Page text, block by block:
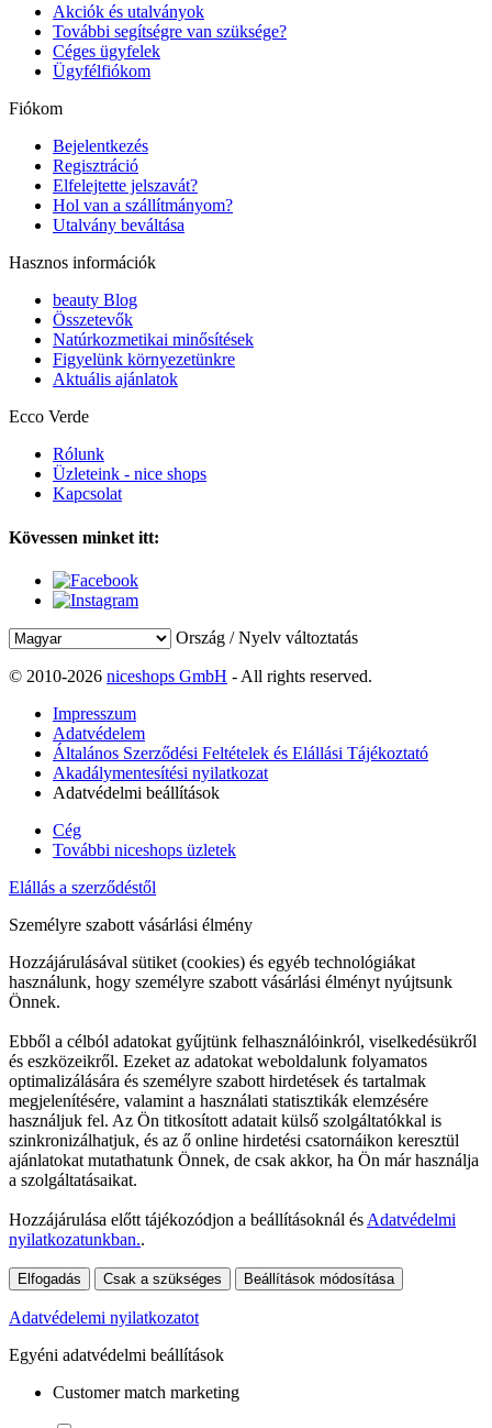
Akciók és utalványok
További segítségre van szüksége?
Céges ügyfelek
Ügyfélfiókom
Fiókom
Bejelentkezés
Regisztráció
Elfelejtette jelszavát?
Hol van a szállítmányom?
Utalvány beváltása
Hasznos információk
beauty Blog
Összetevők
Natúrkozmetikai minősítések
Figyelünk környezetünkre
Aktuális ajánlatok
Ecco Verde
Rólunk
Üzleteink - nice shops
Kapcsolat
Kövessen minket itt:
Ország / Nyelv változtatás
© 2010-2026 niceshops GmbH - All rights reserved.
Impresszum
Adatvédelem
Általános Szerződési Feltételek és Elállási Tájékoztató
Akadálymentesítési nyilatkozat
Adatvédelmi beállítások
Cég
További niceshops üzletek
Elállás a szerződéstől
Személyre szabott vásárlási élmény
Hozzájárulásával sütiket (cookies) és egyéb technológiákat
használunk, hogy személyre szabott vásárlási élményt nyújtsunk
Önnek.
Ebből a célból adatokat gyűjtünk felhasználóinkról, viselkedésükről
és eszközeikről. Ezeket az adatokat weboldalunk folyamatos
optimalizálására és személyre szabott hirdetések és tartalmak
megjelenítésére, valamint a használati statisztikák elemzésére
használjuk fel. Az Ön titkosított adatait külső szolgáltatókkal is
szinkronizálhatjuk, és az ő online hirdetési csatornáikon keresztül
ajánlatokat mutathatunk Önnek, de csak akkor, ha Ön már használja
a szolgáltatásaikat.
Hozzájárulása előtt tájékozódjon a beállításoknál és Adatvédelmi
nyilatkozatunkban..
Elfogadás Csak a szükséges Beállítások módosítása
Adatvédelemi nyilatkozatot
Egyéni adatvédelmi beállítások
Customer match marketing